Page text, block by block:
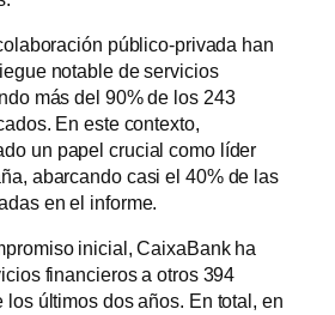
público-privada han
notable de servicios
más del 90% de los 243
En este contexto,
un papel crucial como líder
abarcando casi el 40% de las
en el informe.
inicial, CaixaBank ha
financieros a otros 394
los últimos dos años. En total, en